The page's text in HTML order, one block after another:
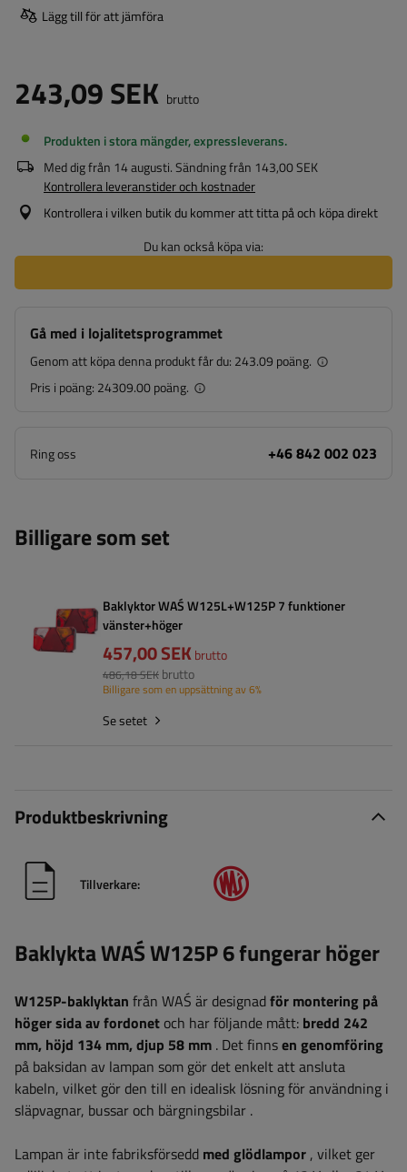
Lägg till för att jämföra
243,09 SEK brutto
Produkten i stora mängder, expressleverans
Med dig från 14 augusti. Sändning från 143,00 SEK
Kontrollera leveranstider och kostnader
Kontrollera i vilken butik du kommer att titta på och köpa direkt
Du kan också köpa via:
Gå med i lojalitetsprogrammet
Genom att köpa denna produkt får du: 243.09 poäng.
Pris i poäng: 24309.00 poäng.
Ring oss +46 842 002 023
Billigare som set
Baklyktor WAŚ W125L+W125P 7 funktioner
vänster+höger
457,00 SEKbrutto
486,18 SEK brutto
Billigare som en uppsättning av 6%
Se setet
Produktbeskrivning
Tillverkare:
Baklykta WAŚ W125P 6 fungerar höger
W125P-baklyktan från WAŚ är designadför montering på
höger sida av fordonet och har följande mått: bredd 242
mm, höjd 134 mm, djup 58 mm . Det finnsen genomföring
på baksidan av lampan som gör det enkelt att ansluta
kabeln, vilket gör den till en idealisk lösning för användning i
släpvagnar, bussar och bärgningsbilar .
Lampan är inte fabriksförsedd med glödlampor , vilket ger